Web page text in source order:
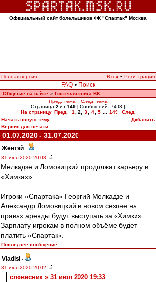
Официальный сайт болельщиков ФК "Спартак" Москва
Полная версия Вход • Регистрация
FAQ • Поиск
Общение на сайте » Гостевая книга ВВ
Пред. тема | След. тема
Страница 2 из 149 [ Сообщений: 7403 ]
На страницу Пред. 1 2 3 4 5 149
След.
Начать новую тему
Добавить
Версия для печати
01.07.2020 - 31.07.2020
Жентяй -
31 июл 2020 20:03
Мелкадзе и Ломовицкий продолжат карьеру в
«Химках»
Игроки «Спартака» Георгий Мелкадзе и
Александр Ломовицкий в новом сезоне на
правах аренды будут выступать за «Химки».
Зарплату игрокам в полном объёме будет
платить «Спартак».
Последнее сообщение
Vladisl
-
31 июл 2020 20:02
словесник » 31 июл 2020 19:33